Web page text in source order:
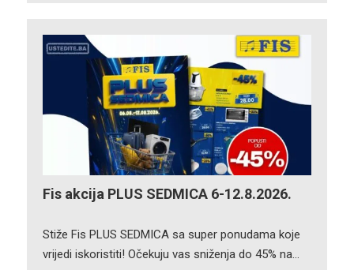
Fis akcija PLUS SEDMICA 6-12.8.2026.
Stiže Fis PLUS SEDMICA sa super ponudama koje
vrijedi iskoristiti! Očekuju vas sniženja do 45% na…